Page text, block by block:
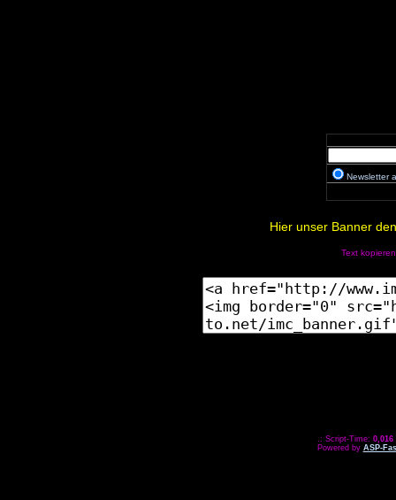
Newsletter
Hier unser Banner
Text
.: Script-Time: 0,016
Powered by ASP-